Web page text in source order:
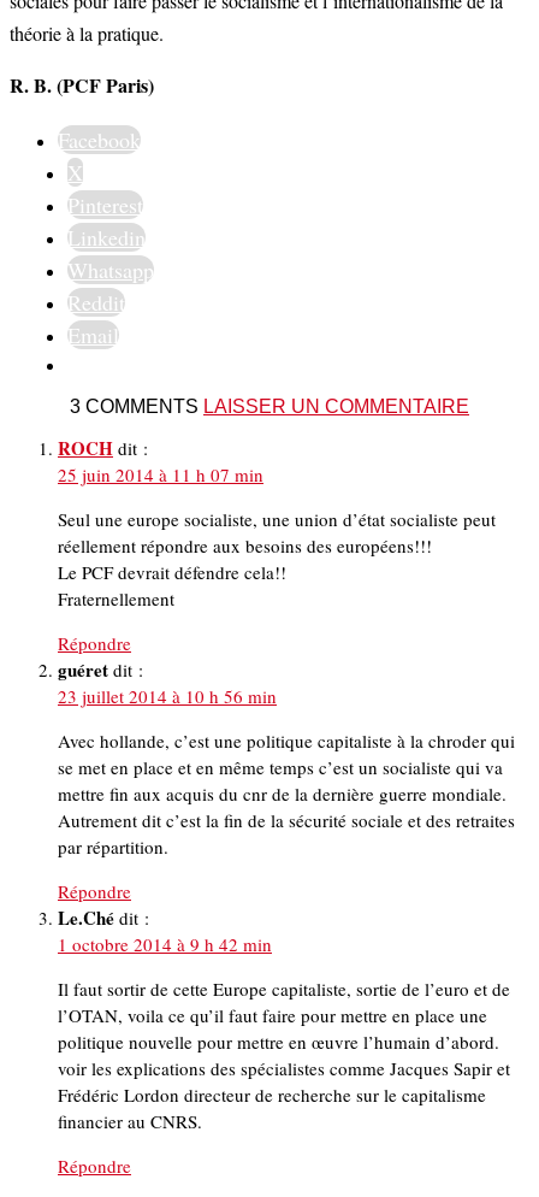
théorie à la pratique.
R. B. (PCF Paris)
Facebook
X
Pinterest
Linkedin
Whatsapp
Reddit
Email
3 COMMENTS LAISSER UN COMMENTAIRE
ROCH dit :
25 juin 2014 à 11 h 07 min
Seul une europe socialiste, une union d’état socialiste peut
réellement répondre aux besoins des européens!!!
Le PCF devrait défendre cela!!
Fraternellement
Répondre
guéret dit :
23 juillet 2014 à 10 h 56 min
Avec hollande, c’est une politique capitaliste à la chroder qui
se met en place et en même temps c’est un socialiste qui va
mettre fin aux acquis du cnr de la dernière guerre mondiale.
Autrement dit c’est la fin de la sécurité sociale et des retraites
par répartition.
Répondre
Le.Ché dit :
1 octobre 2014 à 9 h 42 min
Il faut sortir de cette Europe capitaliste, sortie de l’euro et de
l’OTAN, voila ce qu’il faut faire pour mettre en place une
politique nouvelle pour mettre en œuvre l’humain d’abord.
voir les explications des spécialistes comme Jacques Sapir et
Frédéric Lordon directeur de recherche sur le capitalisme
financier au CNRS.
Répondre